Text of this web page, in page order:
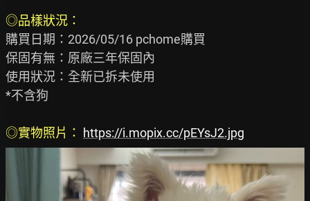
◎品樣狀況：
購買日期：2026/05/16 pchome購買
保固有無：原廠三年保固內
使用狀況：全新已拆未使用
*不含狗
◎實物照片： https://i.mopix.cc/pEYsJ2.jpg